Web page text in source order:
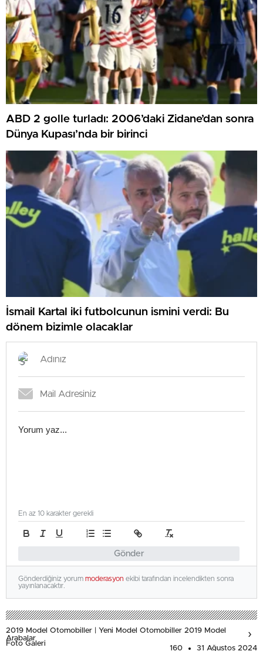
ABD 2 golle turladı: 2006’daki Zidane’dan sonra
Dünya Kupası’nda bir birinci
İsmail Kartal iki futbolcunun ismini verdi: Bu
dönem bizimle olacaklar
Gönder
En az 10 karakter gerekli
Gönderdiğiniz yorum moderasyon ekibi tarafından incelendikten sonra
yayınlanacaktır.
2019 Model Otomobiller | Yeni Model Otomobiller 2019 Model
Arabalar
Foto Galeri
160 31 Ağustos 2024